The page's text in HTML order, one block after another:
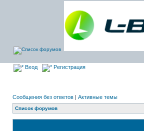
Вход Регистрация
Сообщения без ответов | Активные темы
Список форумов